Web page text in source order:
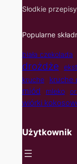
Słodkie
Popularne
biała czekolada
drożdże
kruche kruche
miód mleko
wiórki
Użytkownik